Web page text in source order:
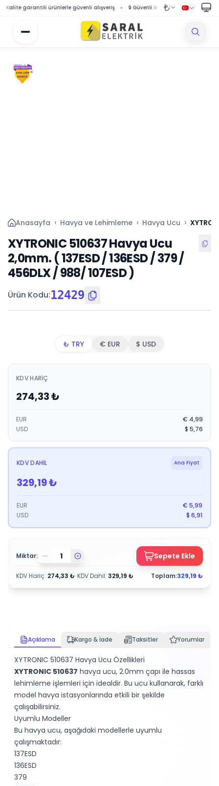
garantili ürünlerle güvenli alışveriş 🔒 Güvenli ödeme sistemi ile korumalı
Anasayfa › Havya ve Lehimleme › Havya Ucu ›
XYTRONIC 510637 Havya Ucu
2,0mm. ( 137ESD / 136ESD / 379 /
456DLX / 988/ 107ESD )
Ürün Kodu:12429
₺ TRY € EUR $ USD
KDV HARIÇ
274,33₺
EUR € 4,99
USD
$ 5,76
KDV DAHIL Ana Fiyat
329,19₺
EUR € 5,99
USD
$ 6,91
Miktar: Sepete Ekle
KDV Hariç: 274,33 ₺•KDV Dahil: 329,19 ₺ Toplam:329,19 ₺
Açıklama Kargo & İade Taksitler Yorumlar
XYTRONIC 510637 Havya Ucu Özellikleri
XYTRONIC 510637 havya ucu, 2.0mm çapı ile hassas
lehimleme işlemleri için idealdir. Bu ucu kullanarak, farklı
model havya istasyonlarında etkili bir şekilde
çalışabilirsiniz.
Uyumlu Modeller
Bu havya ucu, aşağıdaki modellerle uyumlu
çalışmaktadır:
137ESD
136ESD
379